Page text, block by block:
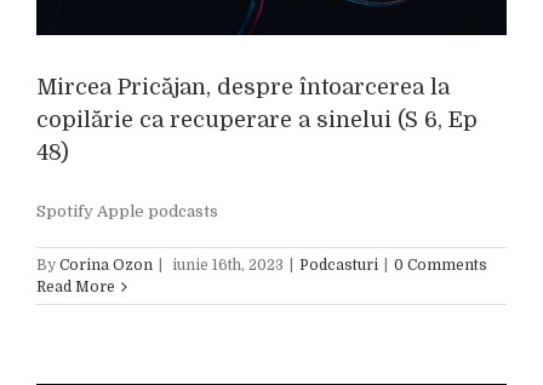
Mircea Pricăjan, despre întoarcerea la
copilărie ca recuperare a sinelui (S 6, Ep
48)
Spotify Apple podcasts
By Corina Ozon iunie 16th, 2023 Podcasturi
0 Comments
Read More